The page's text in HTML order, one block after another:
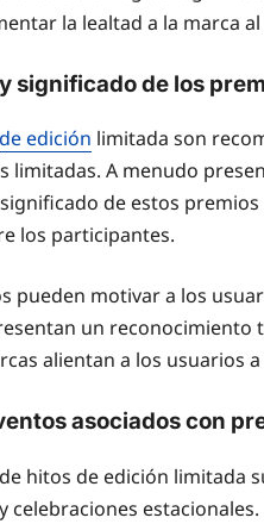
la lealtad a la marca
significado de los
de edición limitada son
limitadas. A menudo
de estos
los participantes.
pueden motivar a los
un reconocimiento
alientan a los usuarios
asociados con
hitos de edición limitada
celebraciones